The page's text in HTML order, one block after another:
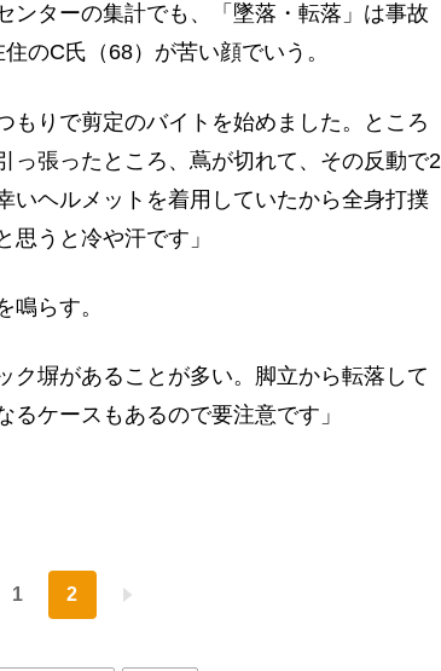
ンターの集計でも、「墜落・転落」は事故
のC氏（68）が苦い顔でいう。
もりで剪定のバイトを始めました。ところ
っ張ったところ、蔦が切れて、その反動で2
いヘルメットを着用していたから全身打撲
うと冷や汗です」
らす。
ク塀があることが多い。脚立から転落して
ケースもあるので要注意です」
1 2